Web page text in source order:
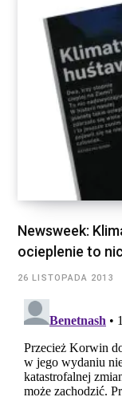
Newsweek:
ocieplenie to
26 LISTOPADA 2013